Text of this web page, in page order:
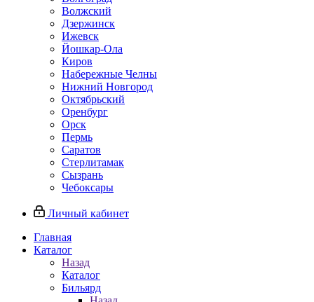
Волжский
Дзержинск
Ижевск
Йошкар-Ола
Киров
Набережные Челны
Нижний Новгород
Октябрьский
Оренбург
Орск
Пермь
Саратов
Стерлитамак
Сызрань
Чебоксары
Личный кабинет
Главная
Каталог
Назад
Каталог
Бильярд